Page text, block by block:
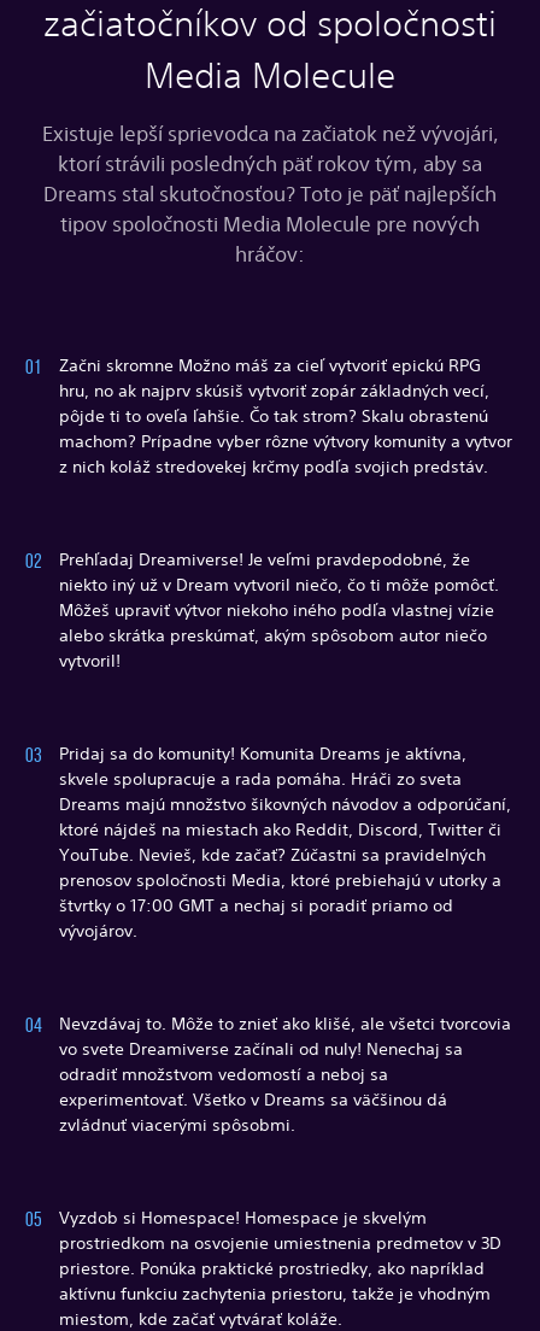
začiatočníkov od spoločnosti
Media Molecule
Existuje lepší sprievodca na začiatok než vývojári,
ktorí strávili posledných päť rokov tým, aby sa
Dreams stal skutočnosťou? Toto je päť najlepších
tipov spoločnosti Media Molecule pre nových
hráčov:
Začni skromne Možno máš za cieľ vytvoriť epickú RPG
hru, no ak najprv skúsiš vytvoriť zopár základných vecí,
pôjde ti to oveľa ľahšie. Čo tak strom? Skalu obrastenú
machom? Prípadne vyber rôzne výtvory komunity a vytvor
z nich koláž stredovekej krčmy podľa svojich predstáv.
Prehľadaj Dreamiverse! Je veľmi pravdepodobné, že
niekto iný už v Dream vytvoril niečo, čo ti môže pomôcť.
Môžeš upraviť výtvor niekoho iného podľa vlastnej vízie
alebo skrátka preskúmať, akým spôsobom autor niečo
vytvoril!
Pridaj sa do komunity! Komunita Dreams je aktívna,
skvele spolupracuje a rada pomáha. Hráči zo sveta
Dreams majú množstvo šikovných návodov a odporúčaní,
ktoré nájdeš na miestach ako Reddit, Discord, Twitter či
YouTube. Nevieš, kde začať? Zúčastni sa pravidelných
prenosov spoločnosti Media, ktoré prebiehajú v utorky a
štvrtky o 17:00 GMT a nechaj si poradiť priamo od
vývojárov.
Nevzdávaj to. Môže to znieť ako klišé, ale všetci tvorcovia
vo svete Dreamiverse začínali od nuly! Nenechaj sa
odradiť množstvom vedomostí a neboj sa
experimentovať. Všetko v Dreams sa väčšinou dá
zvládnuť viacerými spôsobmi.
Vyzdob si Homespace! Homespace je skvelým
prostriedkom na osvojenie umiestnenia predmetov v 3D
priestore. Ponúka praktické prostriedky, ako napríklad
aktívnu funkciu zachytenia priestoru, takže je vhodným
miestom, kde začať vytvárať koláže.